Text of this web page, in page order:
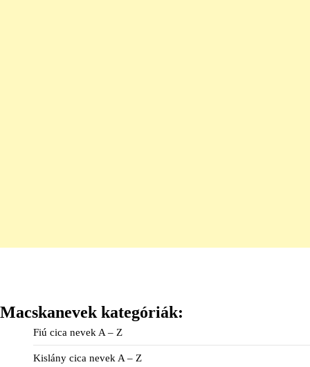
Macskanevek kategóriák:
Fiú cica nevek A – Z
Kislány cica nevek A – Z